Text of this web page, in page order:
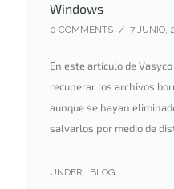
Windows
0 COMMENTS / 7 JUNIO,
En este artículo de
recuperar los archivos
aunque se hayan
salvarlos por medio de
UNDER : BLOG